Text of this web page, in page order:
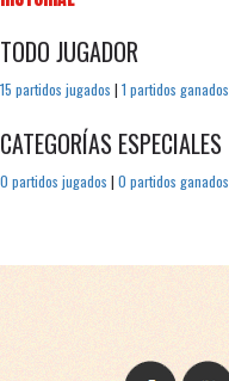
TODO JUGADOR
15 partidos jugados | 1 partidos ganados
CATEGORÍAS ESPECIALES
0 partidos jugados | 0 partidos ganados